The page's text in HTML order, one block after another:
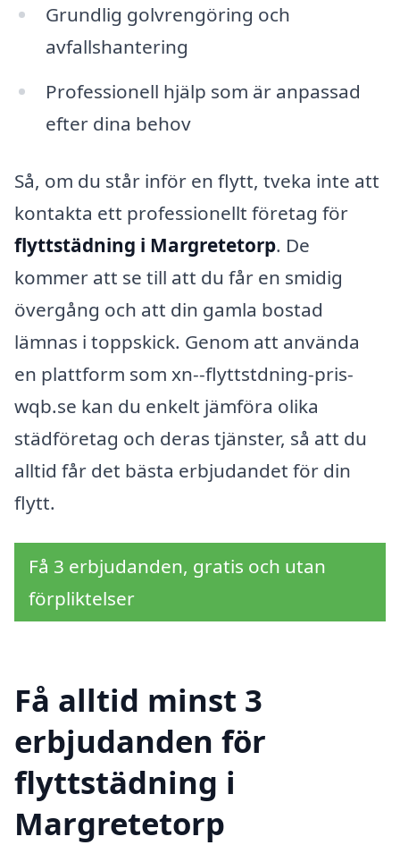
Grundlig golvrengöring och
avfallshantering
Professionell hjälp som är anpassad
efter dina behov
Så, om du står inför en flytt, tveka inte att
kontakta ett professionellt företag för
flyttstädning i Margretetorp. De
kommer att se till att du får en smidig
övergång och att din gamla bostad
lämnas i toppskick. Genom att använda
en plattform som xn--flyttstdning-pris-
wqb.se kan du enkelt jämföra olika
städföretag och deras tjänster, så att du
alltid får det bästa erbjudandet för din
flytt.
Få 3 erbjudanden, gratis och utan
förpliktelser
Få alltid minst 3
erbjudanden för
flyttstädning i
Margretetorp